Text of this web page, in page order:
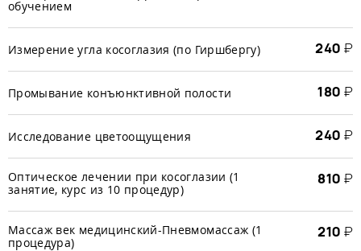
обучением
Измерение угла косоглазия (по Гиршбергу) 240 ₽
Промывание конъюнктивной полости 180 ₽
Исследование цветоощущения 240 ₽
Оптическое лечении при косоглазии (1
занятие, курс из 10 процедур)
810 ₽
Массаж век медицинский-Пневмомассаж (1
процедура)
210 ₽